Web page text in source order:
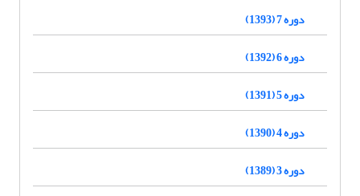
دوره 7 (1393)
دوره 6 (1392)
دوره 5 (1391)
دوره 4 (1390)
دوره 3 (1389)